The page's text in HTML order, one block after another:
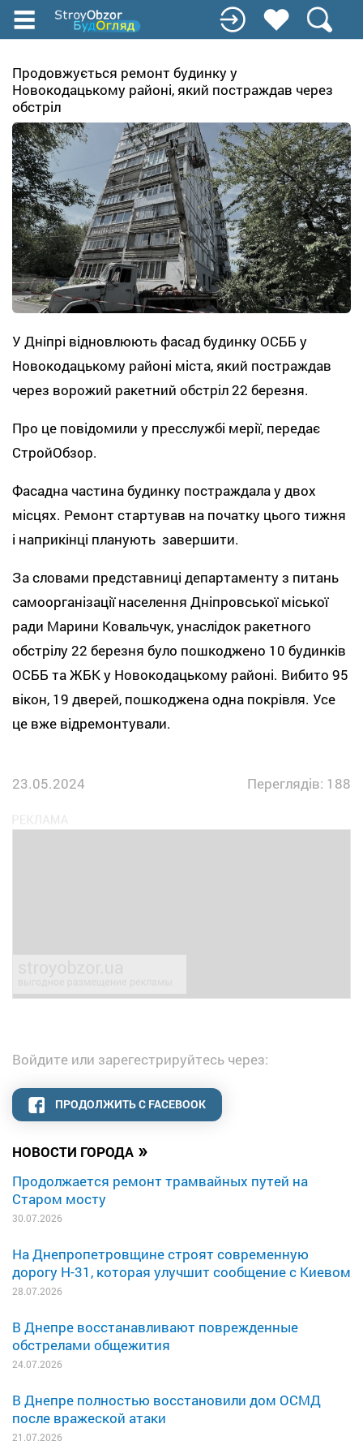
Перейти
содержанию
НОВОСТИ ГОРОДА »
Продолжается ремонт трамвайных путей на
Старом мосту
30.07.2026
На Днепропетровщине строят современную
дорогу Н-31, которая улучшит сообщение с Киевом
28.07.2026
В Днепре восстанавливают поврежденные
обстрелами общежития
24.07.2026
В Днепре полностью восстановили дом ОСМД
после вражеской атаки
21.07.2026
Продовжується ремонт будинку у
Новокодацькому районі, який постраждав через
обстріл
У Дніпрі відновлюють фасад будинку ОСББ у
Новокодацькому районі міста, який постраждав
через ворожий ракетний обстріл 22 березня.
Про це повідомили у пресслужбі мерії, передає
СтройОбзор.
Фасадна частина будинку постраждала у двох
місцях. Ремонт стартував на початку цього тижня
і наприкінці планують завершити.
За словами представниці департаменту з питань
самоорганізації населення Дніпровської міської
ради Марини Ковальчук, унаслідок ракетного
обстрілу 22 березня було пошкоджено 10 будинків
ОСББ та ЖБК у Новокодацькому районі. Вибито 95
вікон, 19 дверей, пошкоджена одна покрівля. Усе
це вже відремонтували.
23.05.2024 Переглядів: 188
Войдите или зарегестрируйтесь через:
ПРОДОЛЖИТЬ С FACEBOOK